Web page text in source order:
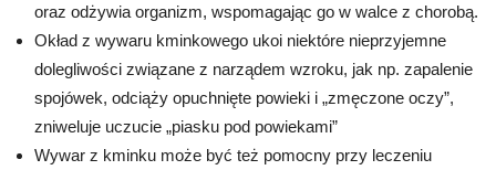
oraz odżywia organizm, wspomagając go w walce z chorobą.
Okład z wywaru kminkowego ukoi niektóre nieprzyjemne
dolegliwości związane z narządem wzroku, jak np. zapalenie
spojówek, odciąży opuchnięte powieki i „zmęczone oczy”,
zniweluje uczucie „piasku pod powiekami”
Wywar z kminku może być też pomocny przy leczeniu